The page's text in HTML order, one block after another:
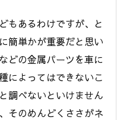
もあるわけですが、と
簡単かが重要だと思い
どの金属パーツを車に
によってはできないこ
調べないといけません
そのめんどくささがネ